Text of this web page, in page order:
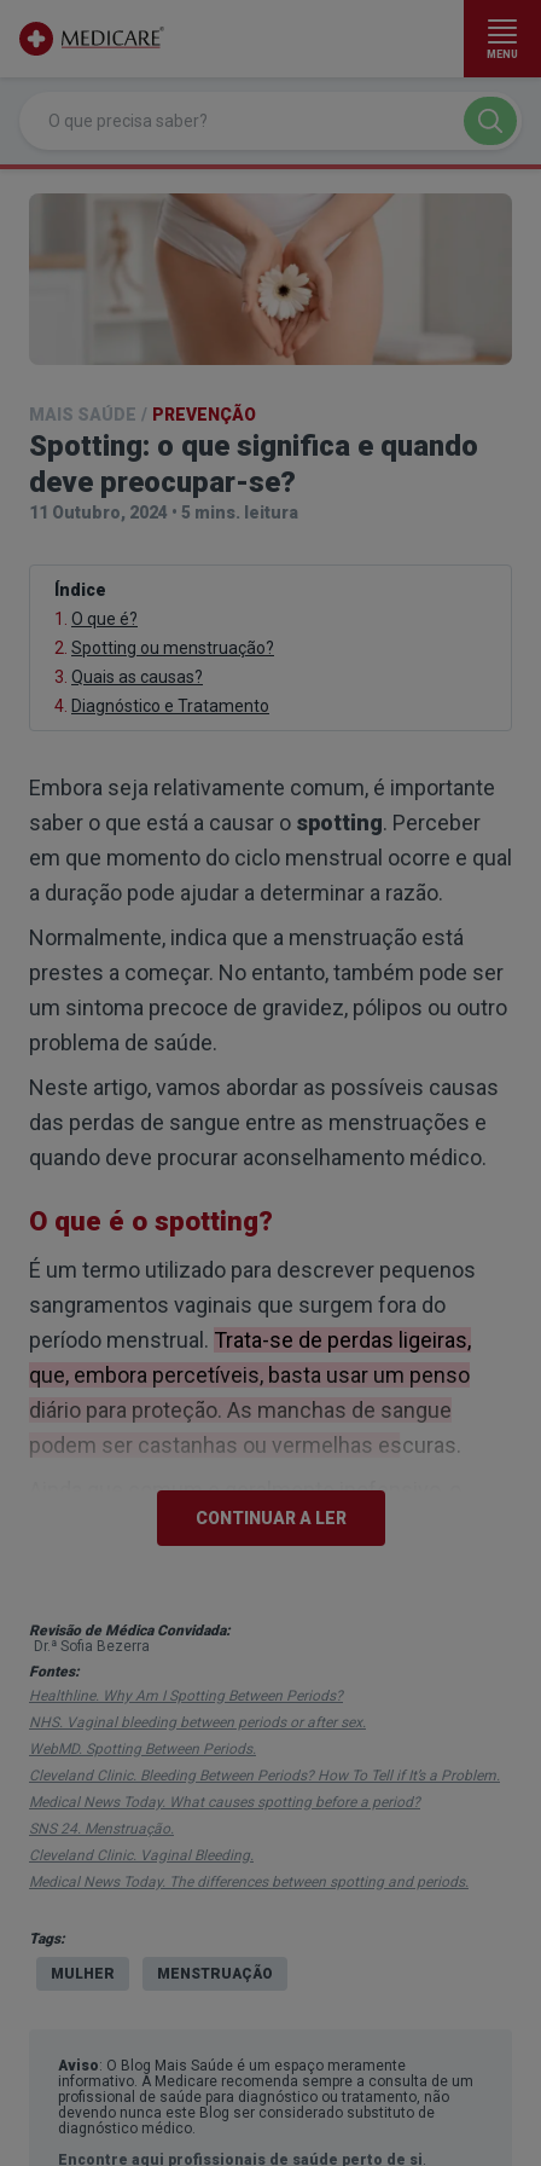
MENU
MAIS SAÚDE / PREVENÇÃO
Spotting: o que significa e quando
deve preocupar-se?
11 Outubro, 2024 • 5 mins. leitura
Índice
1. O que é?
2. Spotting ou menstruação?
3. Quais as causas?
4. Diagnóstico e Tratamento
Embora seja relativamente comum, é importante
saber o que está a causar o spotting. Perceber
em que momento do ciclo menstrual ocorre e qual
a duração pode ajudar a determinar a razão.
Normalmente, indica que a menstruação está
prestes a começar. No entanto, também pode ser
um sintoma precoce de gravidez, pólipos ou outro
problema de saúde.
Neste artigo, vamos abordar as possíveis causas
das perdas de sangue entre as menstruações e
quando deve procurar aconselhamento médico.
O que é o spotting?
É um termo utilizado para descrever pequenos
sangramentos vaginais que surgem fora do
período menstrual. Trata-se de perdas ligeiras,
que, embora percetíveis, basta usar um penso
diário para proteção. As manchas de sangue
podem ser castanhas ou vermelhas escuras.
Ainda que comum e geralmente inofensivo, o
spotting, além de inconveniente, pode gerar
Spotting ou menstruação? Como
distinguir
A principal diferença está na quantidade de
sangue. Enquanto a menstruação apresenta um
manchas que não requerem o uso de pensos
higiénicos mais absorventes.
Além disso, o spotting pode ocorrer em qualquer
CONTINUAR A LER
Revisão de Médica Convidada:
Dr.ª Sofia Bezerra
Fontes:
Healthline. Why Am I Spotting Between Periods?
NHS. Vaginal bleeding between periods or after sex.
WebMD. Spotting Between Periods.
Cleveland Clinic. Bleeding Between Periods? How To Tell if It’s a Problem.
Medical News Today. What causes spotting before a period?
SNS 24. Menstruação.
Cleveland Clinic. Vaginal Bleeding.
Medical News Today. The differences between spotting and periods.
Tags:
MULHER MENSTRUAÇÃO
Aviso: O Blog Mais Saúde é um espaço meramente
informativo. A Medicare recomenda sempre a consulta de um
profissional de saúde para diagnóstico ou tratamento, não
devendo nunca este Blog ser considerado substituto de
diagnóstico médico.
Encontre aqui profissionais de saúde perto de si